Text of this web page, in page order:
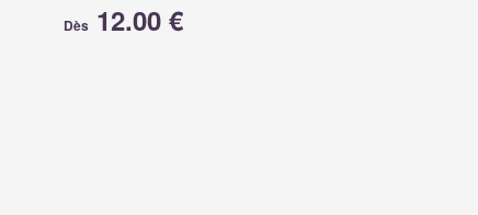
Dès12.00 €